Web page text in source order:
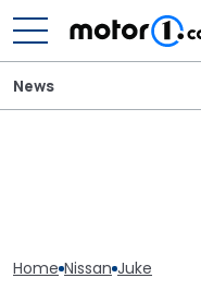
News
Home Nissan Juke